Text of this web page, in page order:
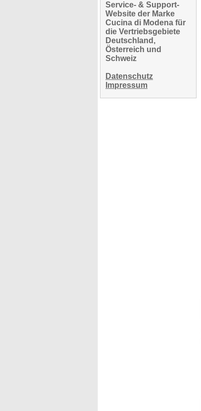
Service- & Support-
Website der Marke
Cucina di Modena für
die Vertriebsgebiete
Deutschland,
Österreich und
Schweiz
Datenschutz
Impressum